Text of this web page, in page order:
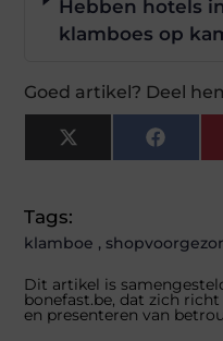
Hebben hotels
klamboes op
Goed artikel? Deel
X
(Twitter)
Tags:
klamboe ,
Dit artikel is
bonefast.be, dat zich
en presenteren van